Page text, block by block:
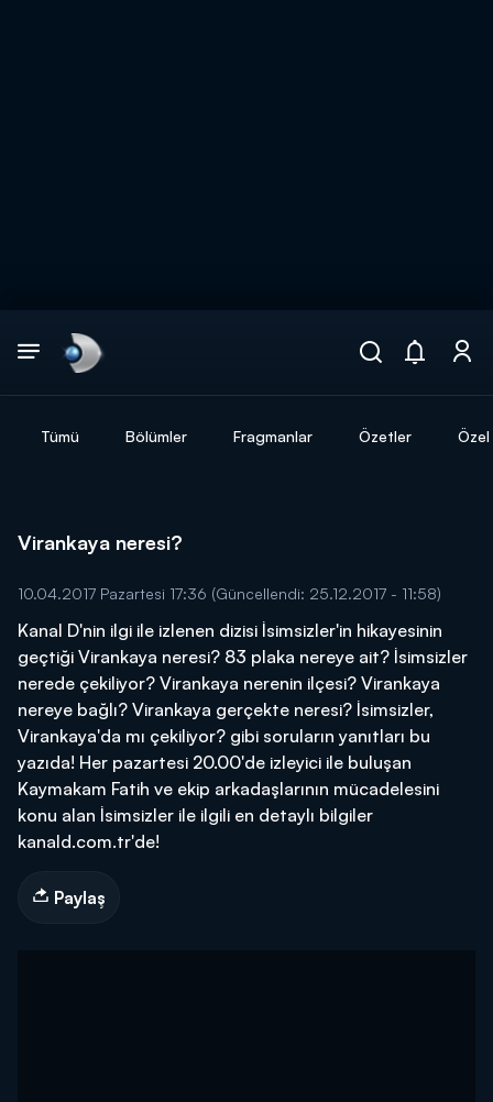
Tümü Bölümler Fragmanlar Özetler
Virankaya neresi?
10.04.2017 Pazartesi 17:36 (Güncellendi: 25.12.2017 - 11:58)
Kanal D'nin ilgi ile izlenen dizisi İsimsizler'in hikayesinin
geçtiği Virankaya neresi? 83 plaka nereye ait? İsimsizler
nerede çekiliyor? Virankaya nerenin ilçesi? Virankaya
nereye bağlı? Virankaya gerçekte neresi? İsimsizler,
Virankaya'da mı çekiliyor? gibi soruların yanıtları bu
yazıda! Her pazartesi 20.00'de izleyici ile buluşan
Kaymakam Fatih ve ekip arkadaşlarının mücadelesini
konu alan İsimsizler ile ilgili en detaylı bilgiler
kanald.com.tr'de!
Paylaş